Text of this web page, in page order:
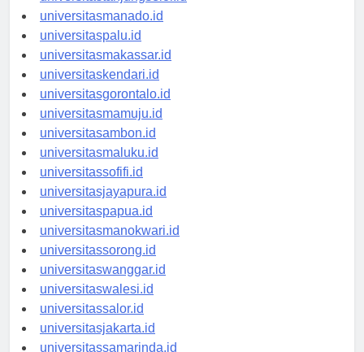
universitastanjungselor.id
universitasmanado.id
universitaspalu.id
universitasmakassar.id
universitaskendari.id
universitasgorontalo.id
universitasmamuju.id
universitasambon.id
universitasmaluku.id
universitassofifi.id
universitasjayapura.id
universitaspapua.id
universitasmanokwari.id
universitassorong.id
universitaswanggar.id
universitaswalesi.id
universitassalor.id
universitasjakarta.id